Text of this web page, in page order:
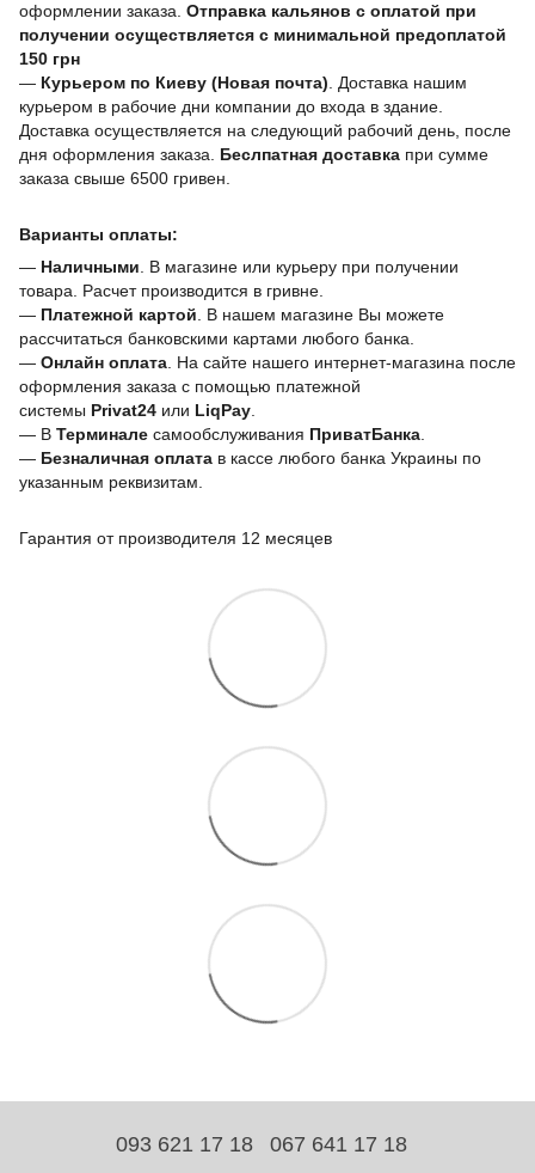
оформлении заказа. Отправка кальянов с оплатой при
получении осуществляется с минимальной предоплатой
150 грн
— Курьером по Киеву (Новая почта). Доставка нашим
курьером в рабочие дни компании до входа в здание.
Доставка осуществляется на следующий рабочий день, после
дня оформления заказа. Беслпатная доставка при сумме
заказа свыше 6500 гривен.
Варианты оплаты:
— Наличными. В магазине или курьеру при получении
товара. Расчет производится в гривне.
— Платежной картой. В нашем магазине Вы можете
рассчитаться банковскими картами любого банка.
— Онлайн оплата. На сайте нашего интернет-магазина после
оформления заказа с помощью платежной
системы Privat24 или LiqPay.
— В Терминале самообслуживания ПриватБанка.
— Безналичная оплата в кассе любого банка Украины по
указанным реквизитам.
Гарантия от производителя 12 месяцев
093 621 17 18 067 641 17 18